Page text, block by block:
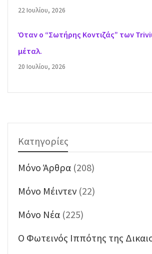
22 Ιουλίου, 2026
Όταν ο “Σωτήρης Κοντιζάς” των
μέταλ.
20 Ιουλίου, 2026
Κατηγορίες
Mόνο Άρθρα (208)
Mόνο Μέιντεν (22)
Mόνο Νέα (225)
O Φωτεινός Ιππότης της